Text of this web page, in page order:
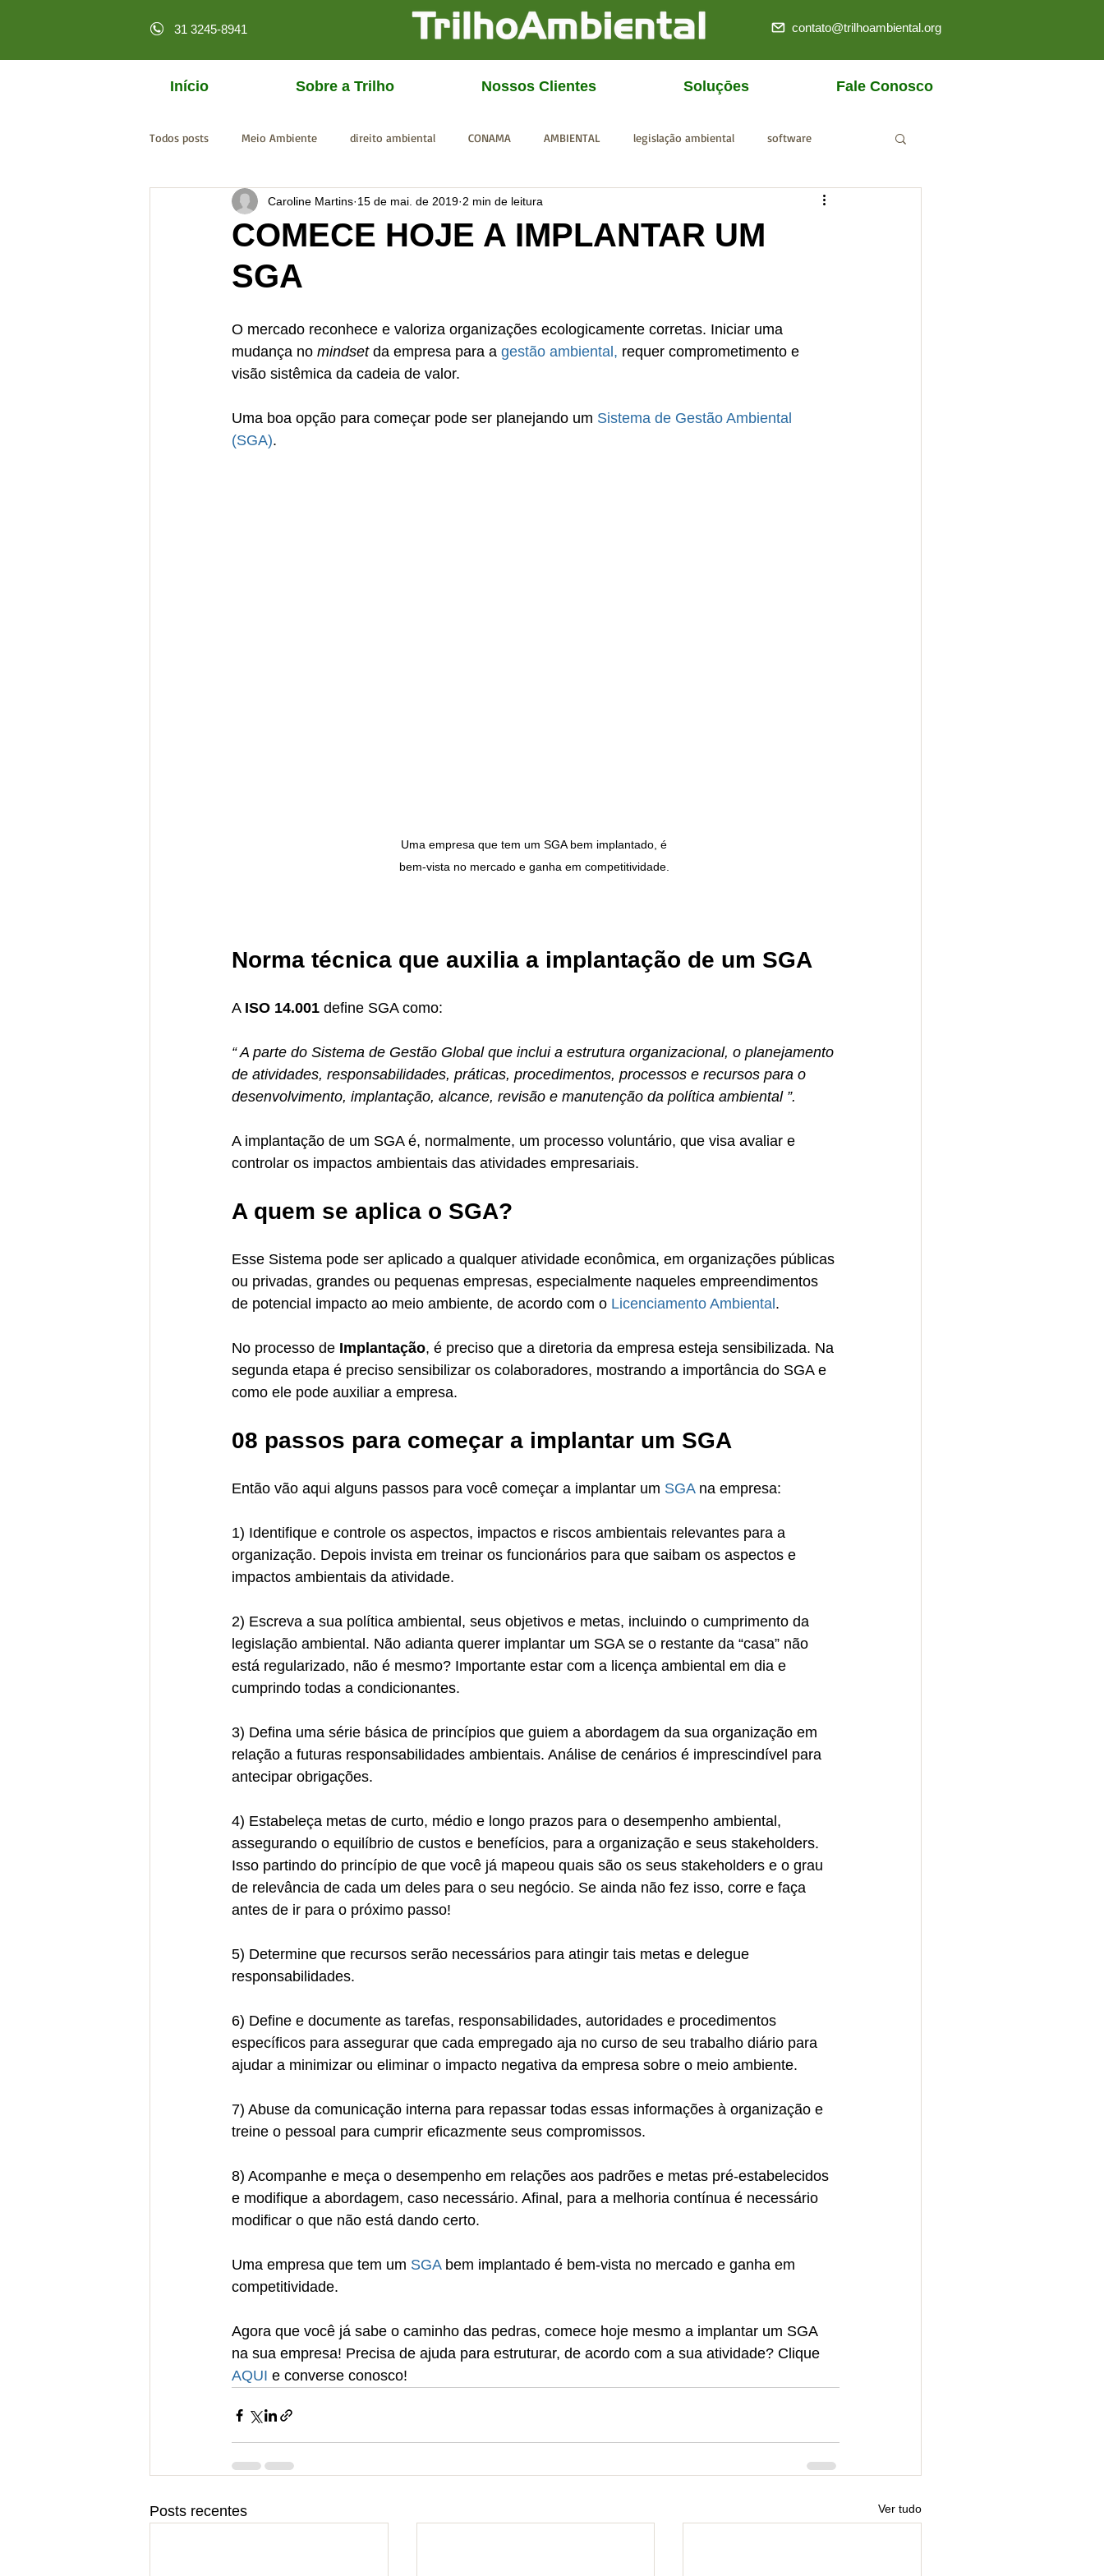
31 3245-8941 contato@trilhoambiental.org
Início Sobre a Trilho Nossos Clientes Soluçōes Fale Conosco
Todos posts Meio Ambiente direito ambiental CONAMA AMBIENTAL legislação ambiental software
licenciamento online MPF CGU IBAMA SISEMA
COMECE HOJE A IMPLANTAR UM
SGA
Caroline Martins 15 de mai. de 2019 2 min de leitura
O mercado reconhece e valoriza organizações ecologicamente corretas. Iniciar uma
mudança no mindset da empresa para a gestão ambiental, requer comprometimento e
visão sistêmica da cadeia de valor.
Uma boa opção para começar pode ser planejando um Sistema de Gestão Ambiental
(SGA).
Uma empresa que tem um SGA bem implantado, é
bem-vista no mercado e ganha em competitividade.
Norma técnica que auxilia a implantação de um SGA
A ISO 14.001 define SGA como:
“ A parte do Sistema de Gestão Global que inclui a estrutura organizacional, o planejamento
de atividades, responsabilidades, práticas, procedimentos, processos e recursos para o
desenvolvimento, implantação, alcance, revisão e manutenção da política ambiental ”.
A implantação de um SGA é, normalmente, um processo voluntário, que visa avaliar e
controlar os impactos ambientais das atividades empresariais.
A quem se aplica o SGA?
Esse Sistema pode ser aplicado a qualquer atividade econômica, em organizações públicas
ou privadas, grandes ou pequenas empresas, especialmente naqueles empreendimentos
de potencial impacto ao meio ambiente, de acordo com o Licenciamento Ambiental .
No processo de Implantação, é preciso que a diretoria da empresa esteja sensibilizada. Na
segunda etapa é preciso sensibilizar os colaboradores, mostrando a importância do SGA e
como ele pode auxiliar a empresa.
08 passos para começar a implantar um SGA
Então vão aqui alguns passos para você começar a implantar um SGA na empresa:
1) Identifique e controle os aspectos, impactos e riscos ambientais relevantes para a
organização. Depois invista em treinar os funcionários para que saibam os aspectos e
impactos ambientais da atividade.
2) Escreva a sua política ambiental, seus objetivos e metas, incluindo o cumprimento da
legislação ambiental. Não adianta querer implantar um SGA se o restante da “casa” não
está regularizado, não é mesmo? Importante estar com a licença ambiental em dia e
cumprindo todas a condicionantes.
3) Defina uma série básica de princípios que guiem a abordagem da sua organização em
relação a futuras responsabilidades ambientais. Análise de cenários é imprescindível para
antecipar obrigações.
4) Estabeleça metas de curto, médio e longo prazos para o desempenho ambiental,
assegurando o equilíbrio de custos e benefícios, para a organização e seus stakeholders.
Isso partindo do princípio de que você já mapeou quais são os seus stakeholders e o grau
de relevância de cada um deles para o seu negócio. Se ainda não fez isso, corre e faça
antes de ir para o próximo passo!
5) Determine que recursos serão necessários para atingir tais metas e delegue
responsabilidades.
6) Define e documente as tarefas, responsabilidades, autoridades e procedimentos
específicos para assegurar que cada empregado aja no curso de seu trabalho diário para
ajudar a minimizar ou eliminar o impacto negativa da empresa sobre o meio ambiente.
7) Abuse da comunicação interna para repassar todas essas informações à organização e
treine o pessoal para cumprir eficazmente seus compromissos.
8) Acompanhe e meça o desempenho em relações aos padrões e metas pré-estabelecidos
e modifique a abordagem, caso necessário. Afinal, para a melhoria contínua é necessário
modificar o que não está dando certo.
Uma empresa que tem um SGA bem implantado é bem-vista no mercado e ganha em
competitividade.
Agora que você já sabe o caminho das pedras, comece hoje mesmo a implantar um SGA
na sua empresa! Precisa de ajuda para estruturar, de acordo com a sua atividade? Clique
AQUI e converse conosco!
Posts recentes Ver tudo